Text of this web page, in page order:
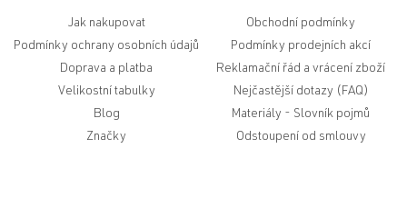
Jak nakupovat
Obchodní podmínky
Podmínky ochrany osobních údajů
Podmínky prodejních akcí
Doprava a platba
Reklamační řád a vrácení zboží
Velikostní tabulky
Nejčastější dotazy (FAQ)
Blog
Slovník pojmů
Značky
Odstoupení od smlouvy